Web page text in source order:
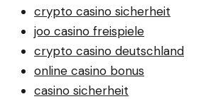
crypto casino sicherheit
joo casino freispiele
crypto casino deutschland
online casino bonus
casino sicherheit